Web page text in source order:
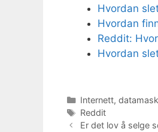
Hvordan
Hvordan
Reddit:
Hvordan
Kategorier
Internett,
Stikkord
Reddit
Er det lov å selge